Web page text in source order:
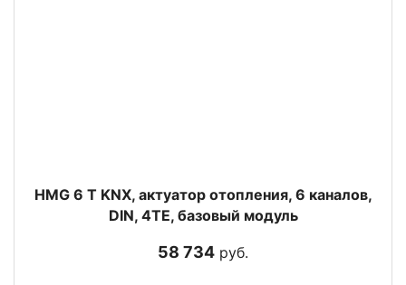
HMG 6 T KNX, актуатор отопления, 6 каналов,
DIN, 4TE, базовый модуль
58 734 руб.